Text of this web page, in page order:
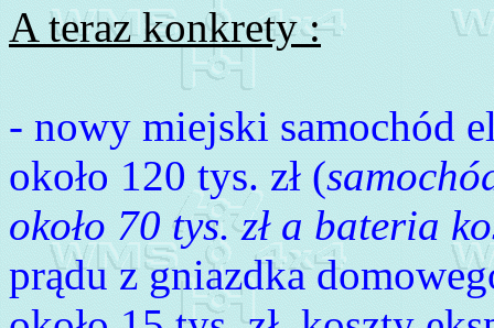
A teraz konkrety :
- nowy miejski samochód
około 120 tys. zł (
około 70 tys. zł a bateria
prądu z gniazdka